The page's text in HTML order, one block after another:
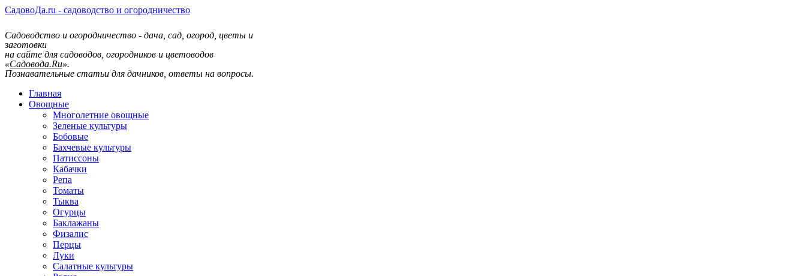
СадовоДа.ru - садоводство и огородничество
Садоводство и огородничество - дача, сад, огород, цветы и
заготовки
на сайте для садоводов, огородников и цветоводов
«Садовода.Ru».
Познавательные статьи для дачников, ответы на вопросы.
Главная
Овощные
Многолетние овощные
Зеленые культуры
Бобовые
Бахчевые культуры
Патиссоны
Кабачки
Репа
Томаты
Тыква
Огурцы
Баклажаны
Физалис
Перцы
Луки
Салатные культуры